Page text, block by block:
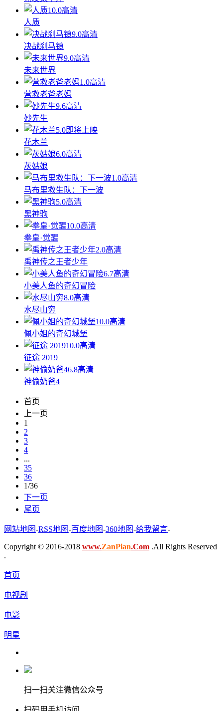
10.0高清
人质
9.0高清
决战刹马镇
9.0高清
未来世界
1.0高清
营救老爸老妈
9.6高清
妙先生
5.0即将上映
花木兰
6.0高清
灰姑娘
1.0高清
马布里救生队：下一波
5.0高清
黑神驹
10.0高清
拳皇·觉醒
2.0高清
禹神传之王者少年
6.7高清
小美人鱼的奇幻冒险
8.0高清
水尽山穷
10.0高清
佩小姐的奇幻城堡
10.0高清
征途 2019
6.8高清
神偷奶爸4
首页
上一页
1
2
3
4
...
35
36
1/36
下一页
尾页
网站地图-RSS地图-百度地图-360地图-给我留言-
Copyright © 2016-2018 www.ZanPian.Com .All Rights Reserved
.
首页
电视剧
电影
明星
扫一扫关注微信公众号